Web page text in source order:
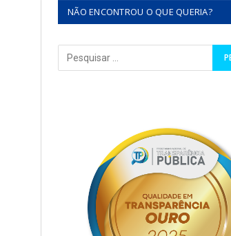
NÃO ENCONTROU O QUE QUERIA?